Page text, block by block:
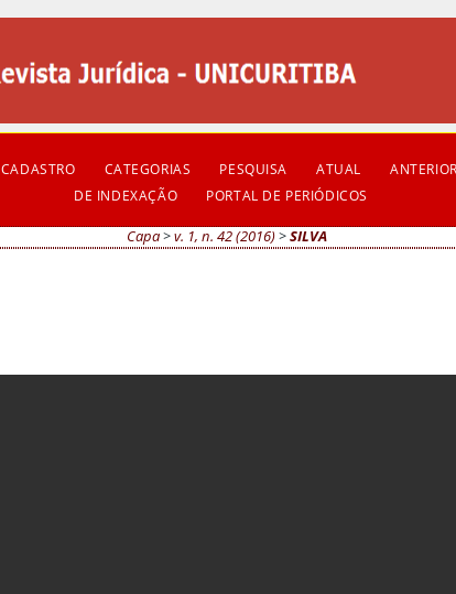
CADASTRO CATEGORIAS PESQUISA ATUAL
DE INDEXAÇÃO
PORTAL DE PERIÓDICOS
Capa>v. 1, n. 42 (2016)>SILVA